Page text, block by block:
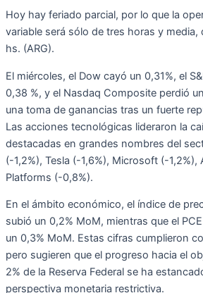
Hoy hay feriado parcial, por lo que la
variable será sólo de tres horas y media,
hs. (ARG).
El miércoles, el Dow cayó un 0,31%, el
0,38 %, y el Nasdaq Composite perdió
una toma de ganancias tras un fuerte
Las acciones tecnológicas lideraron la
destacadas en grandes nombres del
(-1,2%), Tesla (-1,6%), Microsoft (-1,2%),
Platforms (-0,8%).
En el ámbito económico, el índice de
subió un 0,2% MoM, mientras que el
un 0,3% MoM. Estas cifras cumplieron
pero sugieren que el progreso hacia el
2% de la Reserva Federal se ha
perspectiva monetaria restrictiva.